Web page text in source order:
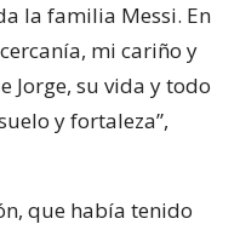
la familia Messi. En
mi cariño y
Jorge, su vida y todo
y fortaleza”,
que había tenido